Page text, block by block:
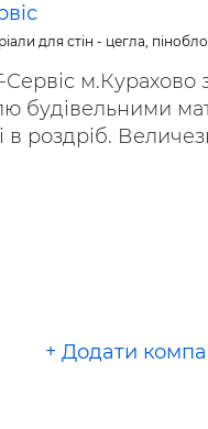
для стін - цегла,
м.Курахово
будівельними
в роздріб.
+ Додати